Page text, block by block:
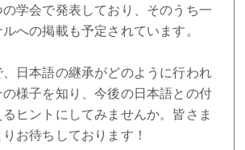
学会で発表しており、そのうち一
への掲載も予定されています。
日本語の継承がどのように行われ
様子を知り、今後の日本語との付
ヒントにしてみませんか。皆さま
お待ちしております！